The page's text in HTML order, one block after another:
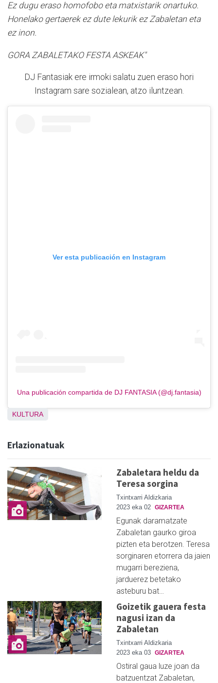
Ez dugu eraso homofobo eta matxistarik onartuko.
Honelako gertaerek ez dute lekurik ez Zabaletan eta
ez inon.
GORA ZABALETAKO FESTA ASKEAK"
DJ Fantasiak ere irmoki salatu zuen eraso hori
Instagram sare sozialean, atzo iluntzean.
Ver esta publicación en Instagram
Una publicación compartida de DJ FANTASIA (@dj.fantasia)
KULTURA
Erlazionatuak
Zabaletara heldu da
Teresa sorgina
Txintxarri Aldizkaria
2023 eka 02 GIZARTEA
Egunak daramatzate
Zabaletan gaurko giroa
pizten eta berotzen. Teresa
sorginaren etorrera da jaien
mugarri bereziena,
jarduerez betetako
asteburu bat…
Goizetik gauera festa
nagusi izan da
Zabaletan
Txintxarri Aldizkaria
2023 eka 03 GIZARTEA
Ostiral gaua luze joan da
batzuentzat Zabaletan,